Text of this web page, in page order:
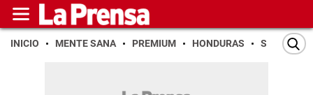
INICIO MENTE SANA PREMIUM HONDURAS SAN PEDRO